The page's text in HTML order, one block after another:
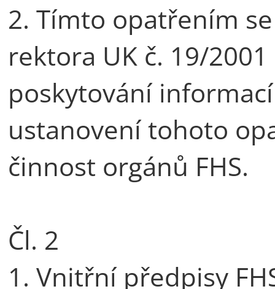
2. Tímto opatřením
rektora UK č. 19/
poskytování
ustanovení tohoto
činnost orgánů FHS.
Čl. 2
1. Vnitřní předpisy